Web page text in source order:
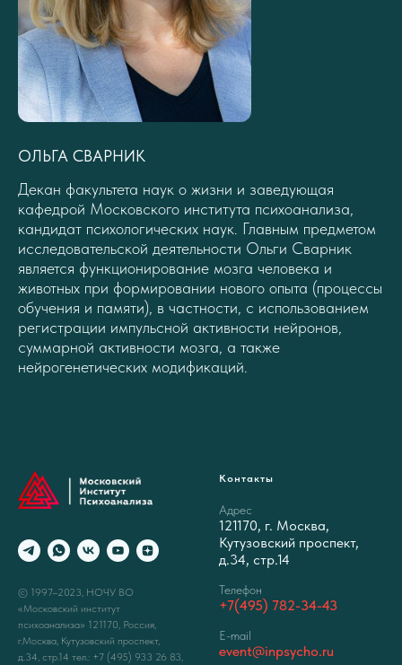
ОЛЬГА СВАРНИК
Декан факультета наук о жизни и заведующая
кафедрой Московского института психоанализа,
кандидат психологических наук. Главным предметом
исследовательской деятельности Ольги Сварник
является функционирование мозга человека и
животных при формировании нового опыта (процессы
обучения и памяти), в частности, с использованием
регистрации импульсной активности нейронов,
суммарной активности мозга, а также
нейрогенетических модификаций.
© 1997–2023, НОЧУ ВО
«Московский институт
психоанализа» 121170, Россия,
г.Москва, Кутузовский проспект,
д.34, стр.14 тел.: +7 (495) 933 26 83,
Контакты
Адрес
121170, г. Москва,
Кутузовский проспект,
д.34, стр.14
Телефон
+7(495) 782-34-43
E-mail
event@inpsycho.ru